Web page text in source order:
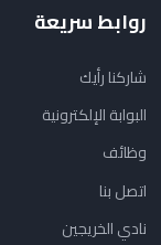
روابط سريعة
شاركنا رأيك
البوابة الإلكترونية
وظائف
اتصل بنا
نادي الخريجين